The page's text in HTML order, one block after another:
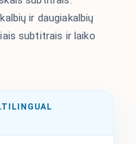
ir daugiakalbių
subtitrais ir laiko